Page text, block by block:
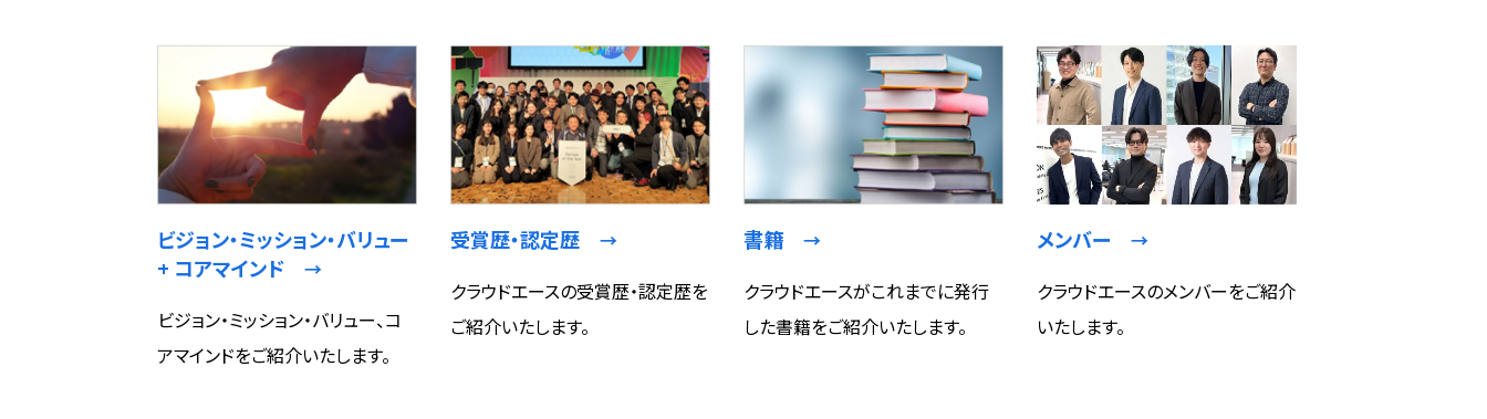
ビジョン・ミッション・バリュー
+ コアマインド →
ビジョン・ミッション・バリュー、コ
アマインドをご紹介いたします。
受賞歴・認定歴 →
クラウドエースの受賞歴・認定歴を
ご紹介いたします。
書籍 →
クラウドエースがこれまでに発行
した書籍をご紹介いたします。
メンバー →
クラウドエースのメンバーをご紹介
いたします。